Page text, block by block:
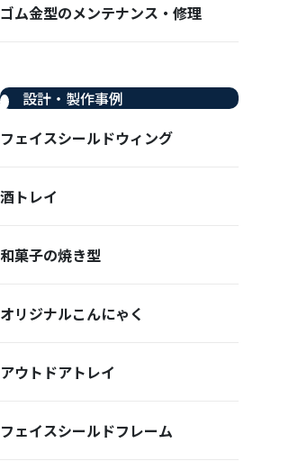
ゴム金型のメンテナンス・修理
設計・製作事例
フェイスシールドウィング
酒トレイ
和菓子の焼き型
オリジナルこんにゃく
アウトドアトレイ
フェイスシールドフレーム